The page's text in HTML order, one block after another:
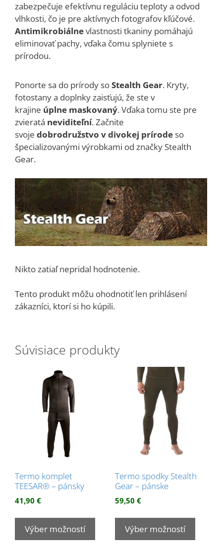
zabezpečuje efektívnu reguláciu teploty a odvod
vlhkosti, čo je pre aktívnych fotografov kľúčové.
Antimikrobiálnevlastnosti tkaniny pomáhajú
eliminovať pachy, vďaka čomu splyniete s
prírodou.
Ponorte sa do prírody soStealth Gear. Kryty,
fotostany a doplnky zaisťujú, že ste v
krajine úplne maskovaný. Vďaka tomu ste pre
zvieratá neviditeľní. Začnite
svoje dobrodružstvo v divokej prírode so
špecializovanými výrobkami od značky Stealth
Gear.
Nikto zatiaľ nepridal hodnotenie.
Tento produkt môžu ohodnotiť len prihlásení
zákazníci, ktorí si ho kúpili.
Súvisiace produkty
Termo komplet
TEESAR® – pánsky
41,90 €
Výber možností
Tento
produkt
má
Termo spodky Stealth
Gear – pánske
59,50 €
Výber možností
Tento
má